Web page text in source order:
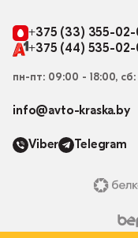
+375 (33) 355-02-
+375 (44) 535-02-
пн-пт: 09:00 - 18:00,
info@avto-kraska.by
Viber Telegram